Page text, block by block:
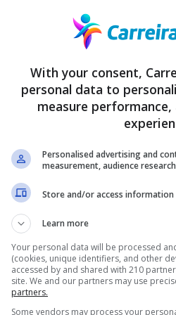
Anuncio
é um aspecto importante a
na renegociação de
do consumidor pode ajudar a
Central do Brasil. Dessa forma, é
o contrato antes de
compreendidas. Com o avanço
oferecem simuladores
ferramentas ajudam a identificar
tomar decisões informadas,
With your consent,
personal data to
measure
Personalised advertising and
measurement, audience
Store and/or access information
Learn more
Your personal data will be processed
(cookies, unique identifiers, and other
accessed by and shared with 210
site. We and our partners may use
partners.
Some vendors may process your